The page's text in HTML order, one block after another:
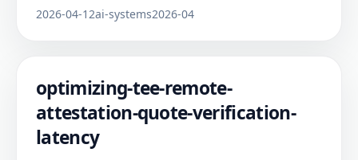
2026-04-12ai-systems2026-04
optimizing-tee-remote-
attestation-quote-verification-
latency